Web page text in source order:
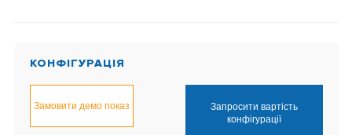
КОНФІГУРАЦІЯ
Замовити демо показ
Запросити вартість
конфігурації